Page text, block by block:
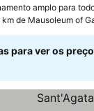
amplo para
km de Mausoleum of
para ver os